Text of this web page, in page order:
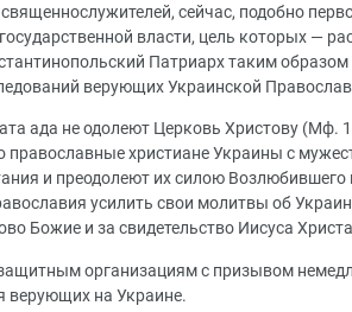
сейчас, подобно
власти, цель которых —
Патриарх таким
верующих Украинской
ада не одолеют Церковь Христову (Мф.
православные христиане Украины с
и преодолеют их силою
усилить свои молитвы об
Божие и за свидетельство Иисуса
организациям с призывом
верующих на Украине.